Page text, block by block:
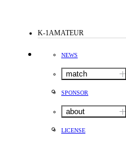
K-1AMATEUR
NEWS
match
SPONSOR
about
LICENSE